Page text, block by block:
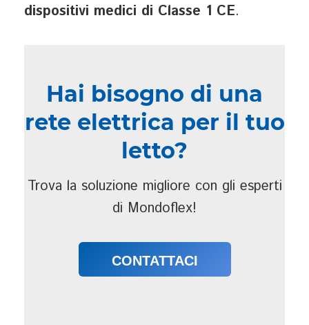
dispositivi medici di Classe 1 CE.
Hai bisogno di una
rete elettrica per il tuo
letto?
Trova la soluzione migliore con gli esperti
di Mondoflex!
CONTATTACI